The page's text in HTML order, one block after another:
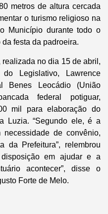
metros de altura cercada
o turismo religioso na
Município durante todo o
festa da padroeira.
no dia 15 de abril,
Legislativo, Lawrence
Benes Leocádio (União
federal potiguar,
mil para elaboração do
Luzia. “Segundo ele, é a
necessidade de convênio,
Prefeitura”, relembrou
em ajudar e a
acontecer”, disse o
Forte de Melo.